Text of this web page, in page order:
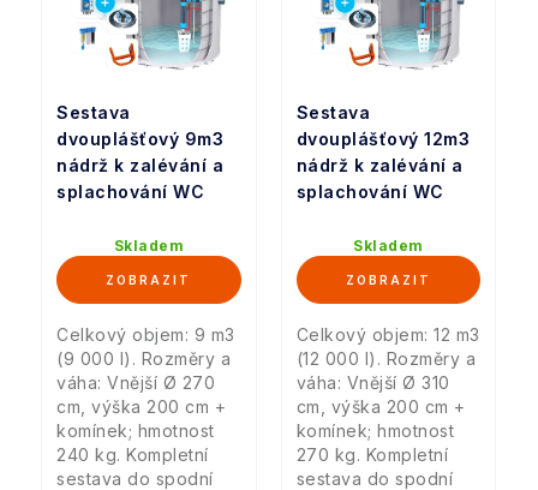
Sestava
dvouplášťový 9m3
nádrž k zalévání a
splachování WC
Skladem
Celkový objem: 9 m3
(9 000 l). Rozměry a
váha: Vnější Ø 270
cm, výška 200 cm +
komínek; hmotnost
240 kg. Kompletní
sestava do spodní
Sestava
dvouplášťový 12m3
nádrž k zalévání a
splachování WC
Skladem
Celkový objem: 12 m3
(12 000 l). Rozměry a
váha: Vnější Ø 310
cm, výška 200 cm +
komínek; hmotnost
270 kg. Kompletní
sestava do spodní